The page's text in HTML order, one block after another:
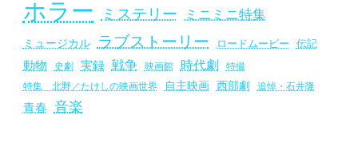
ホラー ミステリー ミニミニ特集
ミュージカル ラブストーリー ロードムービー 伝記
動物 史劇 実録 戦争 映画館 時代劇
特撮
特集 北野／たけしの映画世界
自主映画 西部劇 追悼・石井隆
青春 音楽